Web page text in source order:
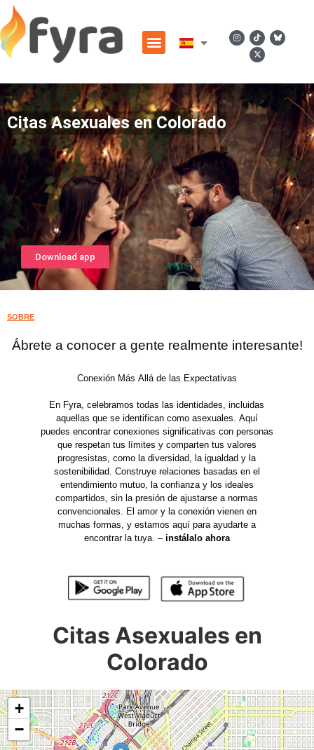
Citas Asexuales en Colorado
Download app
SOBRE
Ábrete a conocer a gente realmente interesante!
Conexión Más Allá de las Expectativas
En Fyra, celebramos todas las identidades, incluidas
aquellas que se identifican como asexuales. Aquí
puedes encontrar conexiones significativas con personas
que respetan tus límites y comparten tus valores
progresistas, como la diversidad, la igualdad y la
sostenibilidad. Construye relaciones basadas en el
entendimiento mutuo, la confianza y los ideales
compartidos, sin la presión de ajustarse a normas
convencionales. El amor y la conexión vienen en
muchas formas, y estamos aquí para ayudarte a
encontrar la tuya. – instálalo ahora
Citas Asexuales en
Colorado
+
−